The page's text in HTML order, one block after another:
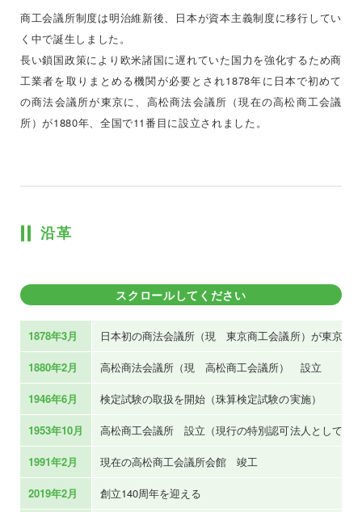
商工会議所制度は明治維新後、日本が資本主義制度に移行してい
く中で誕生しました。
長い鎖国政策により欧米諸国に遅れていた国力を強化するため商
工業者を取りまとめる機関が必要とされ1878年に日本で初めて
の商法会議所が東京に、高松商法会議所（現在の高松商工会議
所）が1880年、全国で11番目に設立されました。
沿革
スクロールしてください
1878年3月 日本初の商法会議所（現 東京商工会議所）が東京に
1880年2月 高松商法会議所（現 高松商工会議所） 設立
1946年6月 検定試験の取扱を開始（珠算検定試験の実施）
1953年10月 高松商工会議所 設立（現行の特別認可法人として改
1991年2月 現在の高松商工会議所会館 竣工
2019年2月 創立140周年を迎える